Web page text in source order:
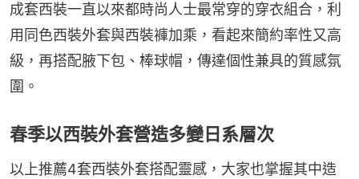
成套西裝一直以來都時尚人士最常穿的穿衣組合，利
用同色西裝外套與西裝褲加乘，看起來簡約率性又高
級，再搭配腋下包、棒球帽，傳達個性兼具的質感氛
圍。
春季以西裝外套營造多變日系層次
以上推薦4套西裝外套搭配靈感，大家也掌握其中造